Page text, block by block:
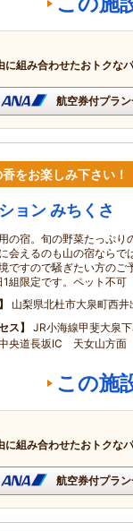
に組み合わせたおトクな
航空券付プラ
をお楽しみ下さい！
ョン みちくさ
の宿。旬の野菜たっぷり
会えるのも山の宿ならで
ですので騒ぎたい方のご
1組限定です。ペット不可
山梨県北杜市大泉町西
ス
JR小海線甲斐大泉
央道長坂IC 天女山方面
この施
に組み合わせたおトクな
航空券付プラ